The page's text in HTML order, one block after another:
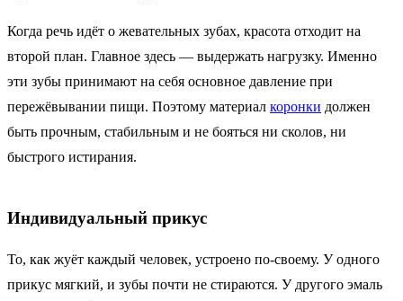
Когда речь идёт о жевательных зубах, красота отходит на
второй план. Главное здесь — выдержать нагрузку. Именно
эти зубы принимают на себя основное давление при
пережёвывании пищи. Поэтому материал коронки должен
быть прочным, стабильным и не бояться ни сколов, ни
быстрого истирания.
Индивидуальный прикус
То, как жуёт каждый человек, устроено по-своему. У одного
прикус мягкий, и зубы почти не стираются. У другого эмаль